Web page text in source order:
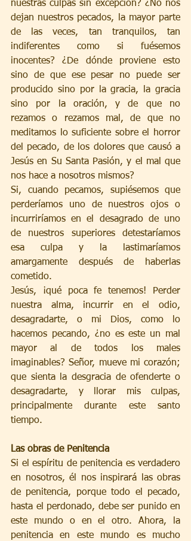
nuestras culpas sin excepción? ¿No nos
dejan nuestros pecados, la mayor parte
de las veces, tan tranquilos, tan
indiferentes como si fuésemos
inocentes? ¿De dónde proviene esto
sino de que ese pesar no puede ser
producido sino por la gracia, la gracia
sino por la oración, y de que no
rezamos o rezamos mal, de que no
meditamos lo suficiente sobre el horror
del pecado, de los dolores que causó a
Jesús en Su Santa Pasión, y el mal que
nos hace a nosotros mismos?
Si, cuando pecamos, supiésemos que
perderíamos uno de nuestros ojos o
incurriríamos en el desagrado de uno
de nuestros superiores detestaríamos
esa culpa y la lastimaríamos
amargamente después de haberlas
cometido.
Jesús, ¡qué poca fe tenemos! Perder
nuestra alma, incurrir en el odio,
desagradarte, o mi Dios, como lo
hacemos pecando, ¿no es este un mal
mayor al de todos los males
imaginables? Señor, mueve mi corazón;
que sienta la desgracia de ofenderte o
desagradarte, y llorar mis culpas,
principalmente durante este santo
tiempo.
Las obras de Penitencia
Si el espíritu de penitencia es verdadero
en nosotros, él nos inspirará las obras
de penitencia, porque todo el pecado,
hasta el perdonado, debe ser punido en
este mundo o en el otro. Ahora, la
penitencia en este mundo es mucho